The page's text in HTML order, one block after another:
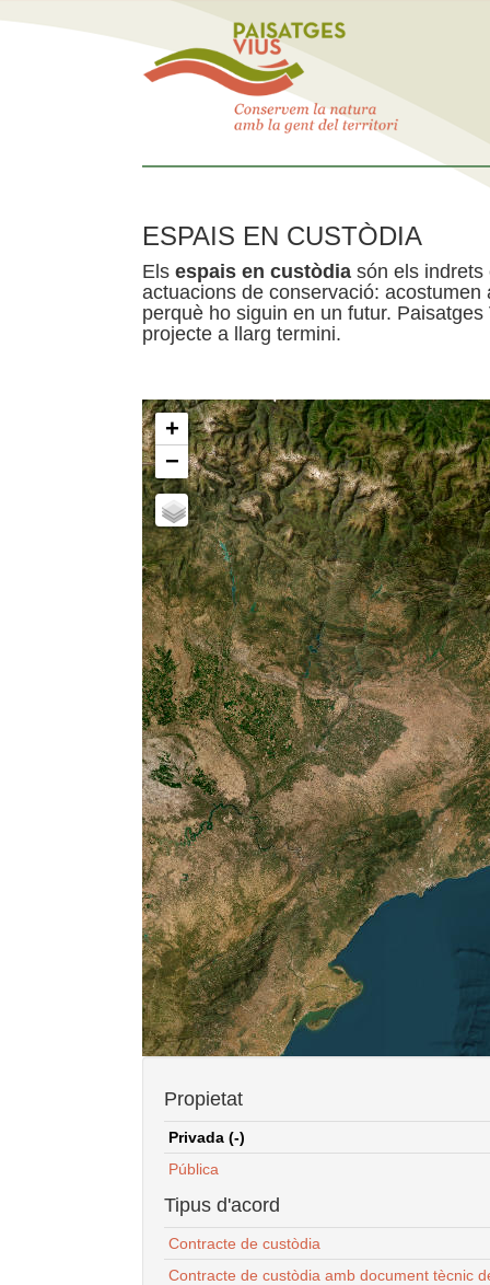
ESPAIS EN CUSTÒDIA
Els espais en custòdia són els indrets
actuacions de conservació:
perquè ho siguin en un futur.
projecte a llarg termini.
+
−
Propietat
Privada (-)
Pública
Tipus d'acord
Contracte de custòdia
Contracte de custòdia amb document tècnic